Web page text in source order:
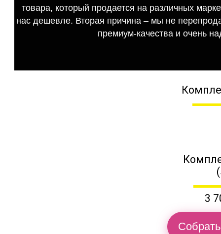
товара, который продается на различных
нас дешевле. Вторая причина – мы не
премиум-качества и очень
3